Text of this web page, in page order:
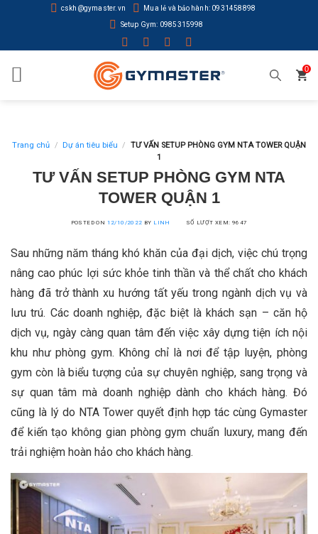
cskh@gymaster.vn Mua lẻ và bảo hành: 0931458898
Setup Gym: 0985315998
0
Trang chủ / Dự án tiêu biểu /
TƯ VẤN SETUP PHÒNG GYM NTA TOWER QUẬN
1
TƯ VẤN SETUP PHÒNG GYM NTA
TOWER QUẬN 1
POSTED ON 12/10/2022 BY LINH SỐ LƯỢT XEM: 9647
Sau những năm tháng khó khăn của đại dịch, việc chú trọng
nâng cao phúc lợi sức khỏe tinh thần và thể chất cho khách
hàng đã trở thành xu hướng tất yếu trong ngành dịch vụ và
lưu trú. Các doanh nghiệp, đặc biệt là khách sạn – căn hộ
dịch vụ, ngày càng quan tâm đến việc xây dựng tiện ích nội
khu như phòng gym. Không chỉ là nơi để tập luyện, phòng
gym còn là biểu tượng của sự chuyên nghiệp, sang trọng và
sự quan tâm mà doanh nghiệp dành cho khách hàng. Đó
cũng là lý do NTA Tower quyết định hợp tác cùng Gymaster
để kiến tạo không gian phòng gym chuẩn luxury, mang đến
trải nghiệm hoàn hảo cho khách hàng.